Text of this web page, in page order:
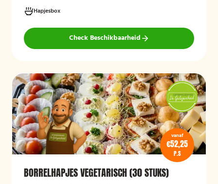
klaar worden geleverd, zodat u uw gasten eenvoudig kunt trakteren
op een smaakvolle en feestelijke borrelervaring.
Hapjesbox
Check Beschikbaarheid
vanaf
€52,25
P.S
BORRELHAPJES VEGETARISCH (30 STUKS)